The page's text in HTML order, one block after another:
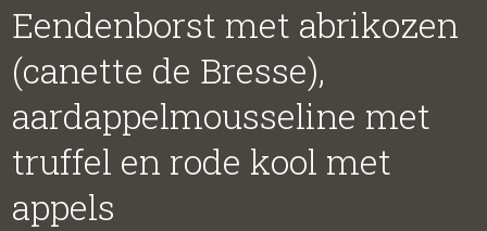
Eendenborst met abrikozen
(canette de Bresse),
aardappelmousseline met
truffel en rode kool met
appels